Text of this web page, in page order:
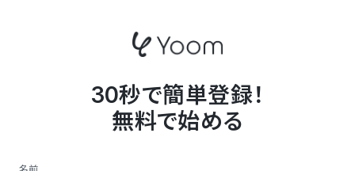
30秒で簡単登録！
無料で始める